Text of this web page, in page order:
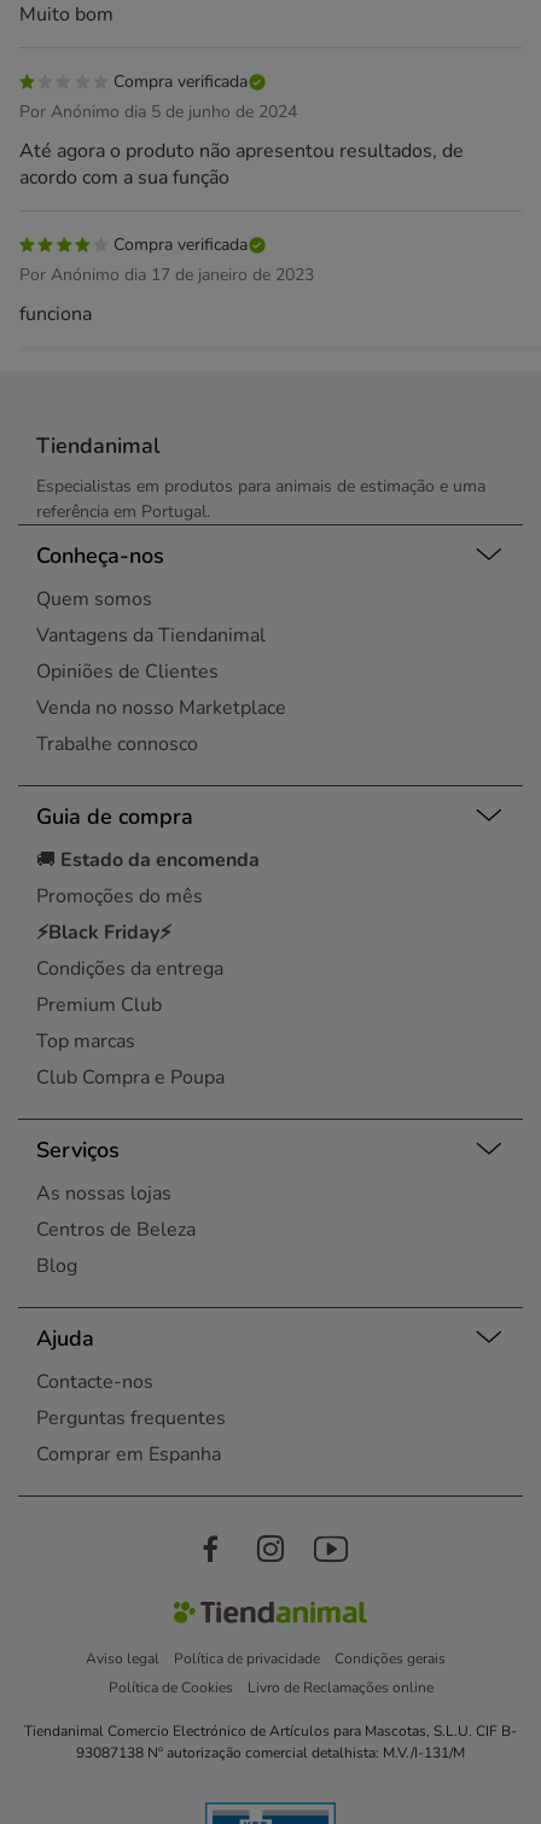
Muito bom
Compra verificada
Por Anónimo dia 5 de junho de 2024
Até agora o produto não apresentou resultados, de
acordo com a sua função
Compra verificada
Por Anónimo dia 17 de janeiro de 2023
funciona
Tiendanimal
Especialistas em produtos para animais de estimação e uma
referência em Portugal.
Conheça-nos
Quem somos
Vantagens da Tiendanimal
Opiniões de Clientes
Venda no nosso Marketplace
Trabalhe connosco
Guia de compra
🚚 Estado da encomenda
Promoções do mês
⚡Black Friday⚡
Condições da entrega
Premium Club
Top marcas
Club Compra e Poupa
Serviços
As nossas lojas
Centros de Beleza
Blog
Ajuda
Contacte-nos
Perguntas frequentes
Comprar em Espanha
Aviso legal Política de privacidade
Condições gerais
Política de Cookies
Livro de Reclamações online
Tiendanimal Comercio Electrónico de Artículos para Mascotas, S.L.U. CIF B-
93087138 Nº autorização comercial detalhista: M.V./I-131/M